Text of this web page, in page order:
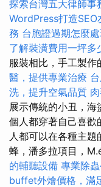
探索台灣五大律師事
WordPress打造SEO
務 台胞證過期怎麼處
了解裝潢費用一坪多
服裝相比，手工製作
醫，提供專業治療
洗，提升空氣品質
展示傳統的小丑，
個人都穿著自己喜歡
人都可以在各種主
蜂，潘多拉項目，
的輔聽設備 專業除
buffet外燴價格，滿